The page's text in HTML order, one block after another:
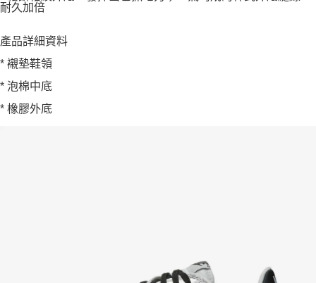
耐久加倍
產品詳細資料
* 襯墊鞋領
* 泡棉中底
* 橡膠外底